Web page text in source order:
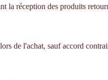
la réception des produits
de l'achat, sauf accord